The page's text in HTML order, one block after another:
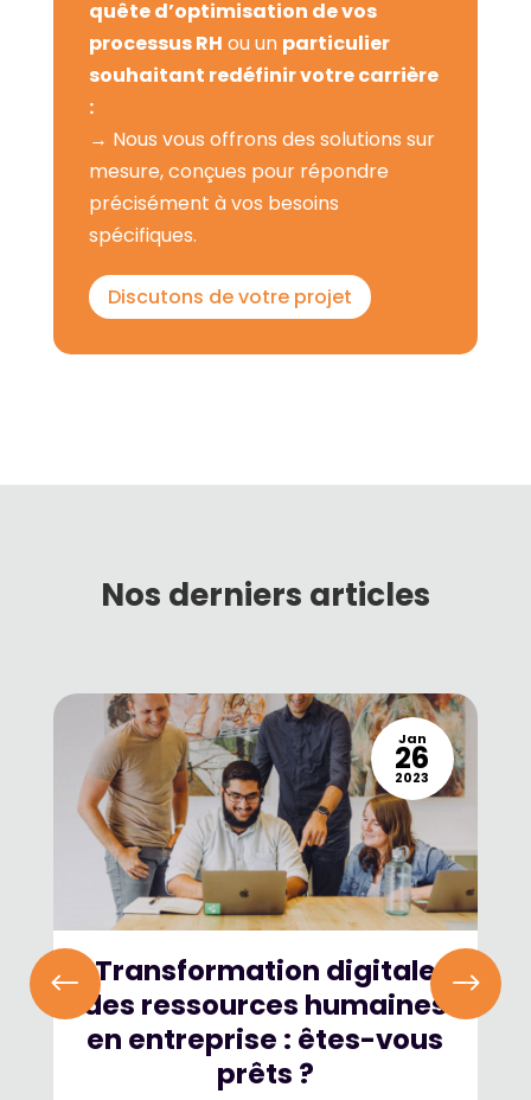
quête d’optimisation de vos
processus RH ou un particulier
souhaitant redéfinir votre carrière
:
→ Nous vous offrons des solutions sur
mesure, conçues pour répondre
précisément à vos besoins
spécifiques.
Discutons de votre projet
Nos derniers articles
Jan
26
2023
Transformation digitale
des ressources humaines
en entreprise : êtes-vous
prêts ?